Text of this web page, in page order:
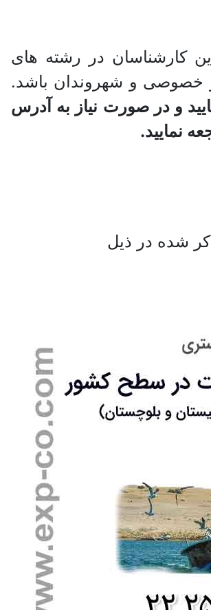
کارشناسان در رشته های
خصوصی و شهروندان باشد.
و در صورت نیاز به آدرس
نمایید.
شده در ذیل